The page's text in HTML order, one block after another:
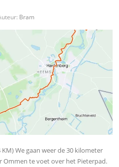
Bram
We gaan weer de 30 kilometer
Ommen te voet over het Pieterpad.